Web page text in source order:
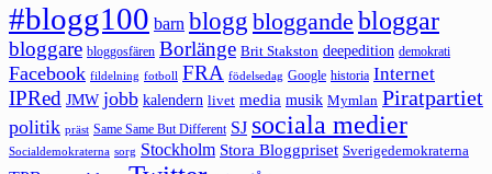
#blogg100 barn blogg bloggande bloggar
bloggare bloggosfären Borlänge Brit Stakston deepedition demokrati
Facebook fildelning fotboll FRA födelsedag Google historia Internet
IPRed JMW jobb kalendern livet media musik Mymlan Piratpartiet
politik präst Same Same But Different SJ sociala medier
Socialdemokraterna sorg Stockholm Stora Bloggpriset Sverigedemokraterna